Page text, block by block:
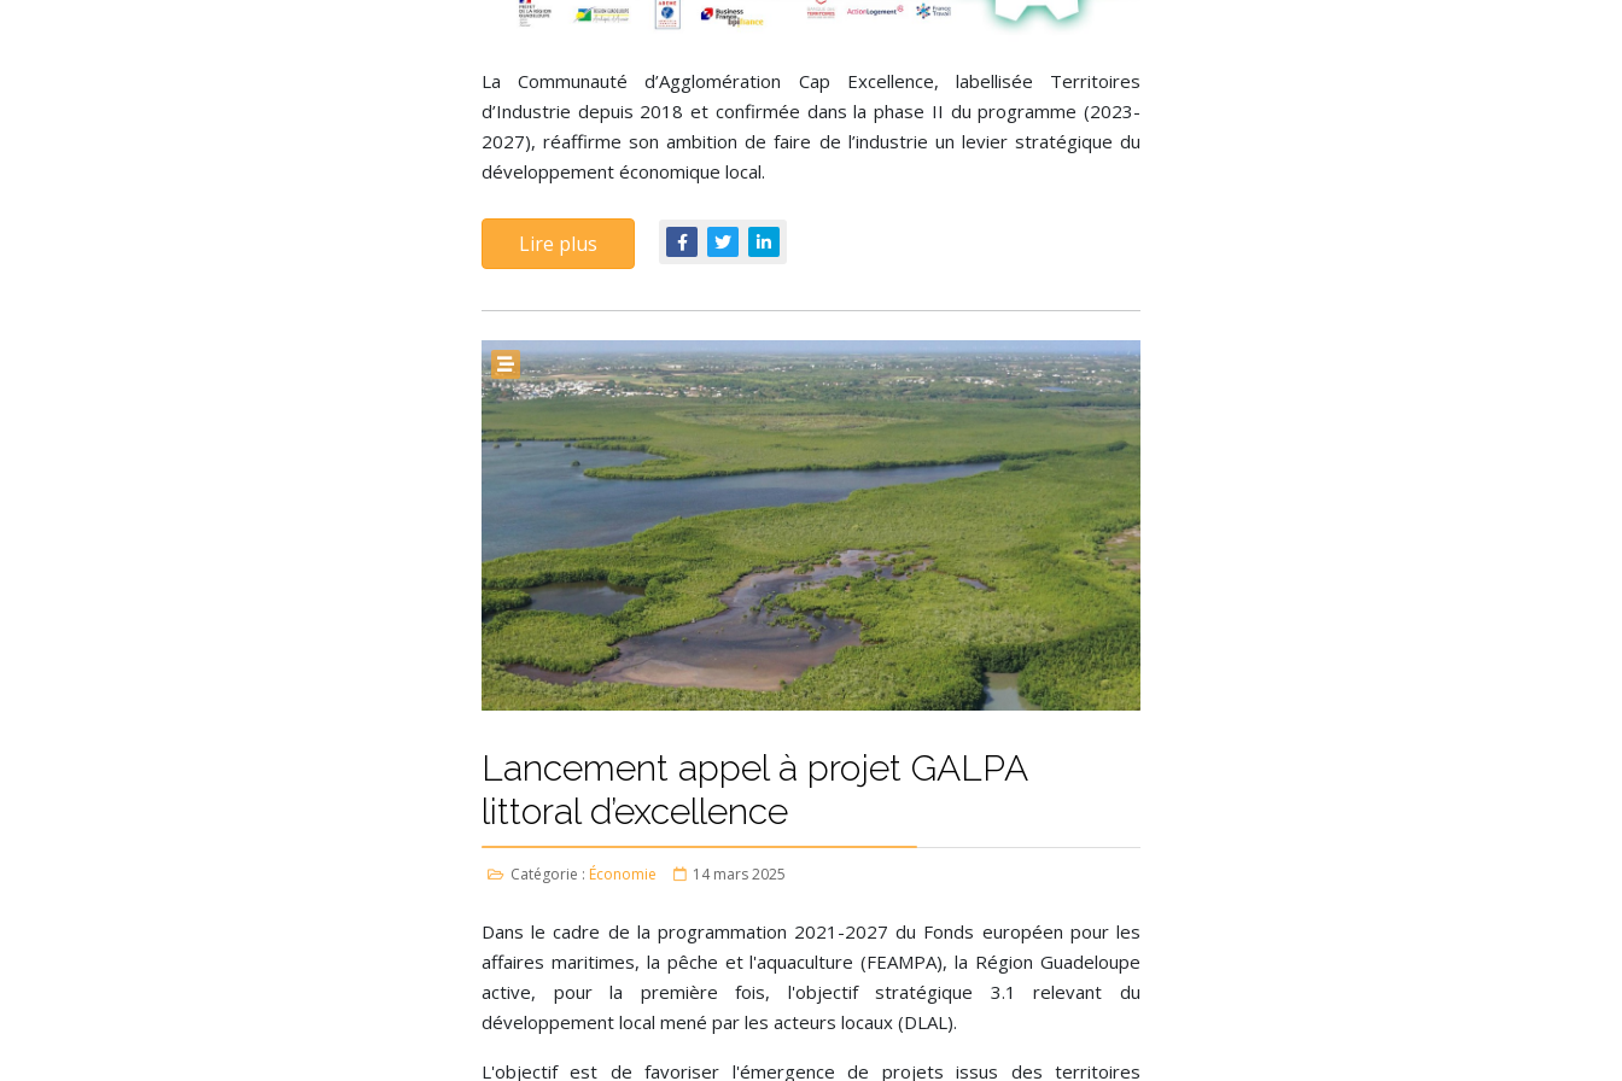
La Communauté d’Agglomération Cap Excellence, labellisée Territoires
d’Industrie depuis 2018 et confirmée dans la phase II du programme (2023-
2027), réaffirme son ambition de faire de l’industrie un levier stratégique du
développement économique local.
Lire plus
Lancement appel à projet GALPA
littoral d’excellence
Catégorie : Économie 14 mars 2025
Dans le cadre de la programmation 2021-2027 du Fonds européen pour les
affaires maritimes, la pêche et l'aquaculture (FEAMPA), la Région Guadeloupe
active, pour la première fois, l'objectif stratégique 3.1 relevant du
développement local mené par les acteurs locaux (DLAL).
L'objectif est de favoriser l'émergence de projets issus des territoires